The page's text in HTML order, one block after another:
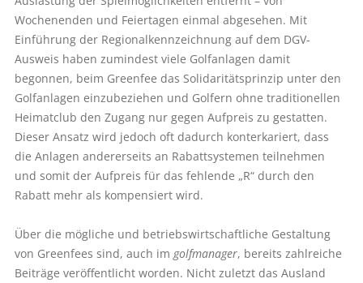
Wochenenden und Feiertagen einmal abgesehen. Mit
Einführung der Regionalkennzeichnung auf dem DGV-
Ausweis haben zumindest viele Golfanlagen damit
begonnen, beim Greenfee das Solidaritätsprinzip unter den
Golfanlagen einzubeziehen und Golfern ohne traditionellen
Heimatclub den Zugang nur gegen Aufpreis zu gestatten.
Dieser Ansatz wird jedoch oft dadurch konterkariert, dass
die Anlagen andererseits an Rabattsystemen teilnehmen
und somit der Aufpreis für das fehlende „R“ durch den
Rabatt mehr als kompensiert wird.
Über die mögliche und betriebswirtschaftliche Gestaltung
von Greenfees sind, auch im golfmanager, bereits zahlreiche
Beiträge veröffentlicht worden. Nicht zuletzt das Ausland